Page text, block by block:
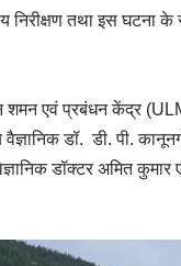
तथा इस घटना के
शमन एवं प्रबंधन केंद्र
डॉ. डी. पी.
डॉक्टर अमित